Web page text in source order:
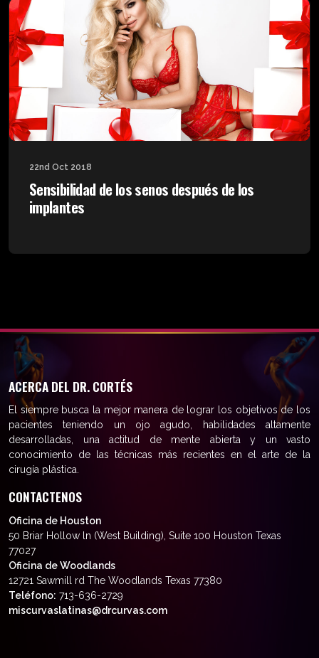
22nd Oct 2018
Sensibilidad de los senos después de los
implantes
ACERCA DEL DR. CORTÉS
El siempre busca la mejor manera de lograr los objetivos de los
pacientes teniendo un ojo agudo, habilidades altamente
desarrolladas, una actitud de mente abierta y un vasto
conocimiento de las técnicas más recientes en el arte de la
cirugía plástica.
CONTACTENOS
Oficina de Houston
50 Briar Hollow ln (West Building), Suite 100 Houston Texas
77027
Oficina de Woodlands
12721 Sawmill rd The Woodlands Texas 77380
Teléfono: 713-636-2729
miscurvaslatinas@drcurvas.com